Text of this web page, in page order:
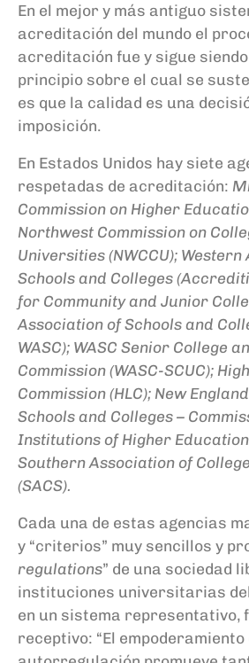
En el mejor y más antiguo
acreditación del mundo el
acreditación fue y sigue
principio sobre el cual se
es que la calidad es una
imposición.
En Estados Unidos hay siete
respetadas de acreditación:
Commission on Higher
Northwest Commission on
Universities (NWCCU);
Schools and Colleges
for Community and Junior
Association of Schools and
WASC); WASC Senior College
Commission (WASC-SCUC);
Commission (HLC); New
Schools and Colleges –
Institutions of Higher Education
Southern Association of
(SACS).
Cada una de estas agencias
y “criterios” muy sencillos y
regulations” de una sociedad
instituciones universitarias
en un sistema representativo,
receptivo: “El